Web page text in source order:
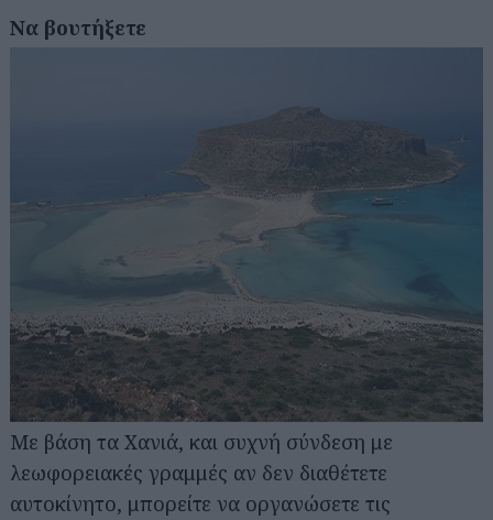
Να βουτήξετε
Με βάση τα Χανιά, και συχνή σύνδεση με
λεωφορειακές γραμμές αν δεν διαθέτετε
αυτοκίνητο, μπορείτε να οργανώσετε τις